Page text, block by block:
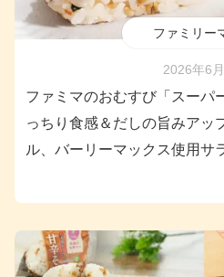
ファミリー
2026年6
ファミマのおむすび「スーパ
っちり食感＆だしの旨みアッ
ル、バーリーマックス使用サ